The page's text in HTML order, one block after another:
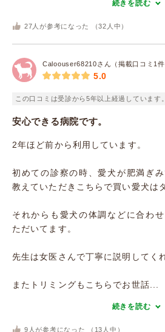
続きを読む
27 人が参考になった （32 人中）
Caloouser68210さん（掲載口コミ1件
5.0
この口コミは受診から5年以上経過しています。
安心できる病院です。
2年ほど前から利用しています。
初めての診察の時、愛犬が肥満ぎ
教えていただきこちらで買い愛犬は
それからも愛犬の体調などに合わ
ただいてます。
先生は女医さんで丁寧に説明してく
またトリミングもこちらでお世話...
続きを読む
9 人が参考になった （ 13 人中）